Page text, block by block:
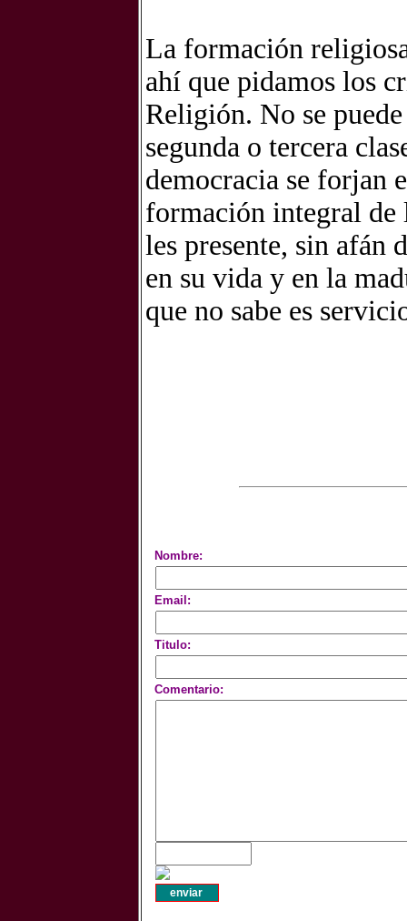
La formación
ahí que pidamos los
Religión. No se
segunda o tercera
democracia se forjan
formación integral de
les presente, sin afán
en su vida y en la
que no sabe es
Nombre:
Email:
Titulo:
Comentario: